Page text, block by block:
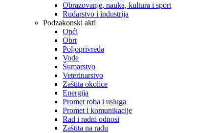
Obrazovanje, nauka, kultura i sport
Rudarstvo i industrija
Podzakonski akti
Opći
Obrt
Poljoprivreda
Vode
Šumarstvo
Veterinarstvo
Zaštita okolice
Energija
Promet roba i usluga
Promet i komunikacije
Rad i radni odnosi
Zaštita na radu